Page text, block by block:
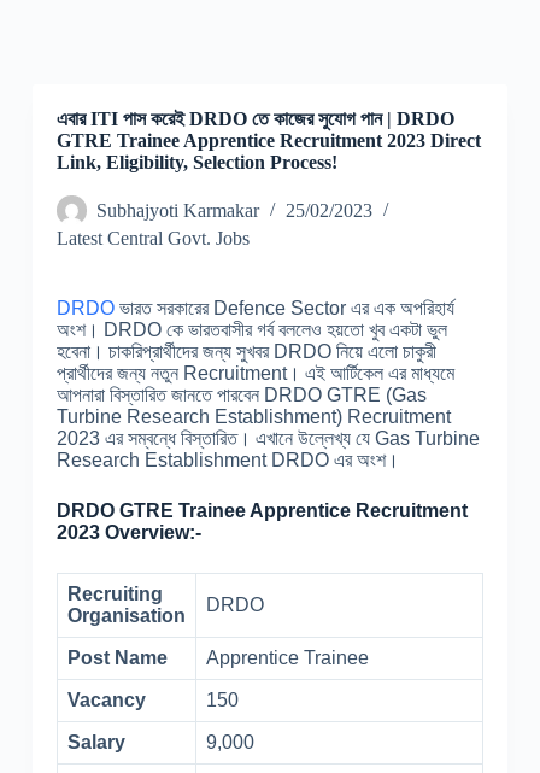
এবার ITI পাস করেই DRDO তে কাজের সুযোগ পান | DRDO
GTRE Trainee Apprentice Recruitment 2023 Direct
Link, Eligibility, Selection Process!
Subhajyoti Karmakar
25/02/2023
Latest Central Govt. Jobs
DRDOভারত সরকারের Defence Sector এর এক অপরিহার্য
অংশ। DRDO কে ভারতবাসীর গর্ব বললেও হয়তো খুব একটা ভুল
হবেনা। চাকরিপ্রার্থীদের জন্য সুখবর DRDO নিয়ে এলো চাকুরী
প্রার্থীদের জন্য নতুন Recruitment। এই আর্টিকেল এর মাধ্যমে
আপনারা বিস্তারিত জানতে পারবেন DRDO GTRE (Gas
Turbine Research Establishment) Recruitment
2023 এর সম্বন্ধে বিস্তারিত। এখানে উল্লেখ্য যে Gas Turbine
Research Establishment DRDO এর অংশ।
DRDO GTRE Trainee Apprentice Recruitment
2023 Overview:-
Recruiting
Organisation
DRDO
Post Name Apprentice Trainee
Vacancy 150
Salary 9,000